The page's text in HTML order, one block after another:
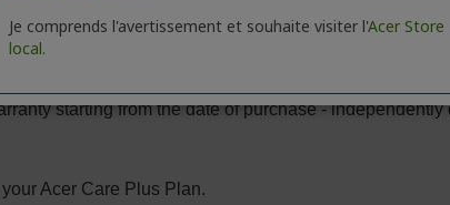
Je comprends l'avertissement et souhaite visiter l'Acer Store
local.